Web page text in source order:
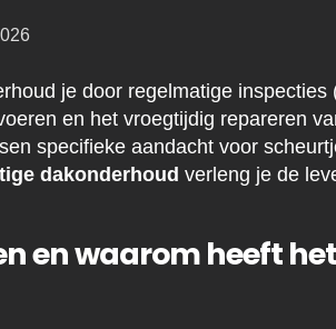
je door regelmatige
en het vroegtijdig repareren
specifieke aandacht voor
dakonderhoud verleng je de
en waarom heeft